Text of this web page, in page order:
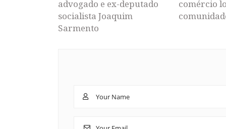
advogado e ex-deputado
socialista Joaquim
Sarmento
comércio